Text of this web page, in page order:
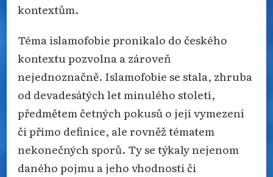
kontextům.
Téma islamofobie pronikalo do českého
kontextu pozvolna a zároveň
nejednoznačně. Islamofobie se stala, zhruba
od devadesátých let minulého století,
předmětem četných pokusů o její vymezení
či přímo definice, ale rovněž tématem
nekonečných sporů. Ty se týkaly nejenom
daného pojmu a jeho vhodnosti či